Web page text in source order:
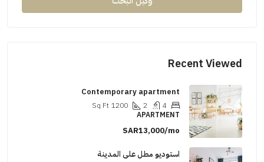
Recent
Contemporary apartment
4
2
1200
Sq Ft
APARTMENT
SAR13,000/mo
استوديو مطل على المدينة